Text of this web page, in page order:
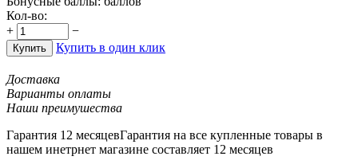
Кол-во:
+
−
Купить Купить в один клик
Доставка
Варианты оплаты
Наши преимушества
Гарантия 12 месяцевГарантия на все купленные товары в
нашем инетрнет магазине составляет 12 месяцев